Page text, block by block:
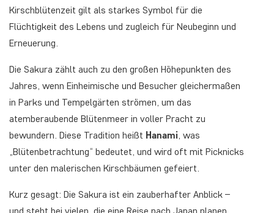
Kirschblütenzeit gilt als starkes Symbol für die
Flüchtigkeit des Lebens und zugleich für Neubeginn und
Erneuerung.
Die Sakura zählt auch zu den großen Höhepunkten des
Jahres, wenn Einheimische und Besucher gleichermaßen
in Parks und Tempelgärten strömen, um das
atemberaubende Blütenmeer in voller Pracht zu
bewundern. Diese Tradition heißt Hanami, was
„Blütenbetrachtung“ bedeutet, und wird oft mit Picknicks
unter den malerischen Kirschbäumen gefeiert.
Kurz gesagt: Die Sakura ist ein zauberhafter Anblick –